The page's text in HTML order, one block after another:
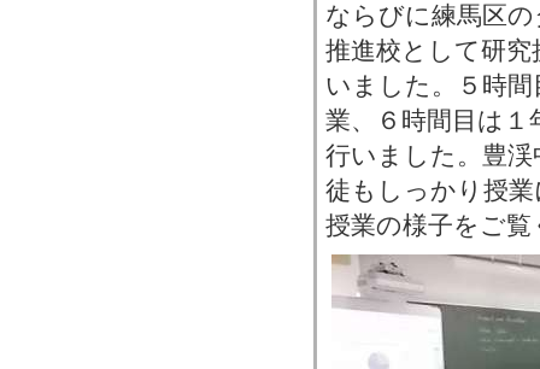
ならびに練馬区
推進校として研究
いました。５時
業、６時間目は１
行いました。豊
徒もしっかり授
授業の様子をご